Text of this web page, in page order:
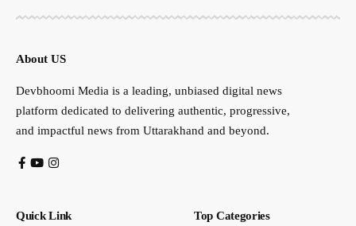
About US
Devbhoomi Media is a leading, unbiased digital news
platform dedicated to delivering authentic, progressive,
and impactful news from Uttarakhand and beyond.
Quick Link Top Categories